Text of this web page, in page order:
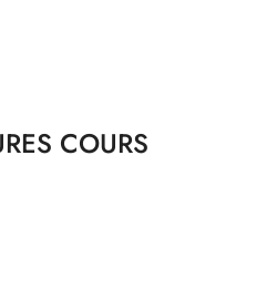
COURS